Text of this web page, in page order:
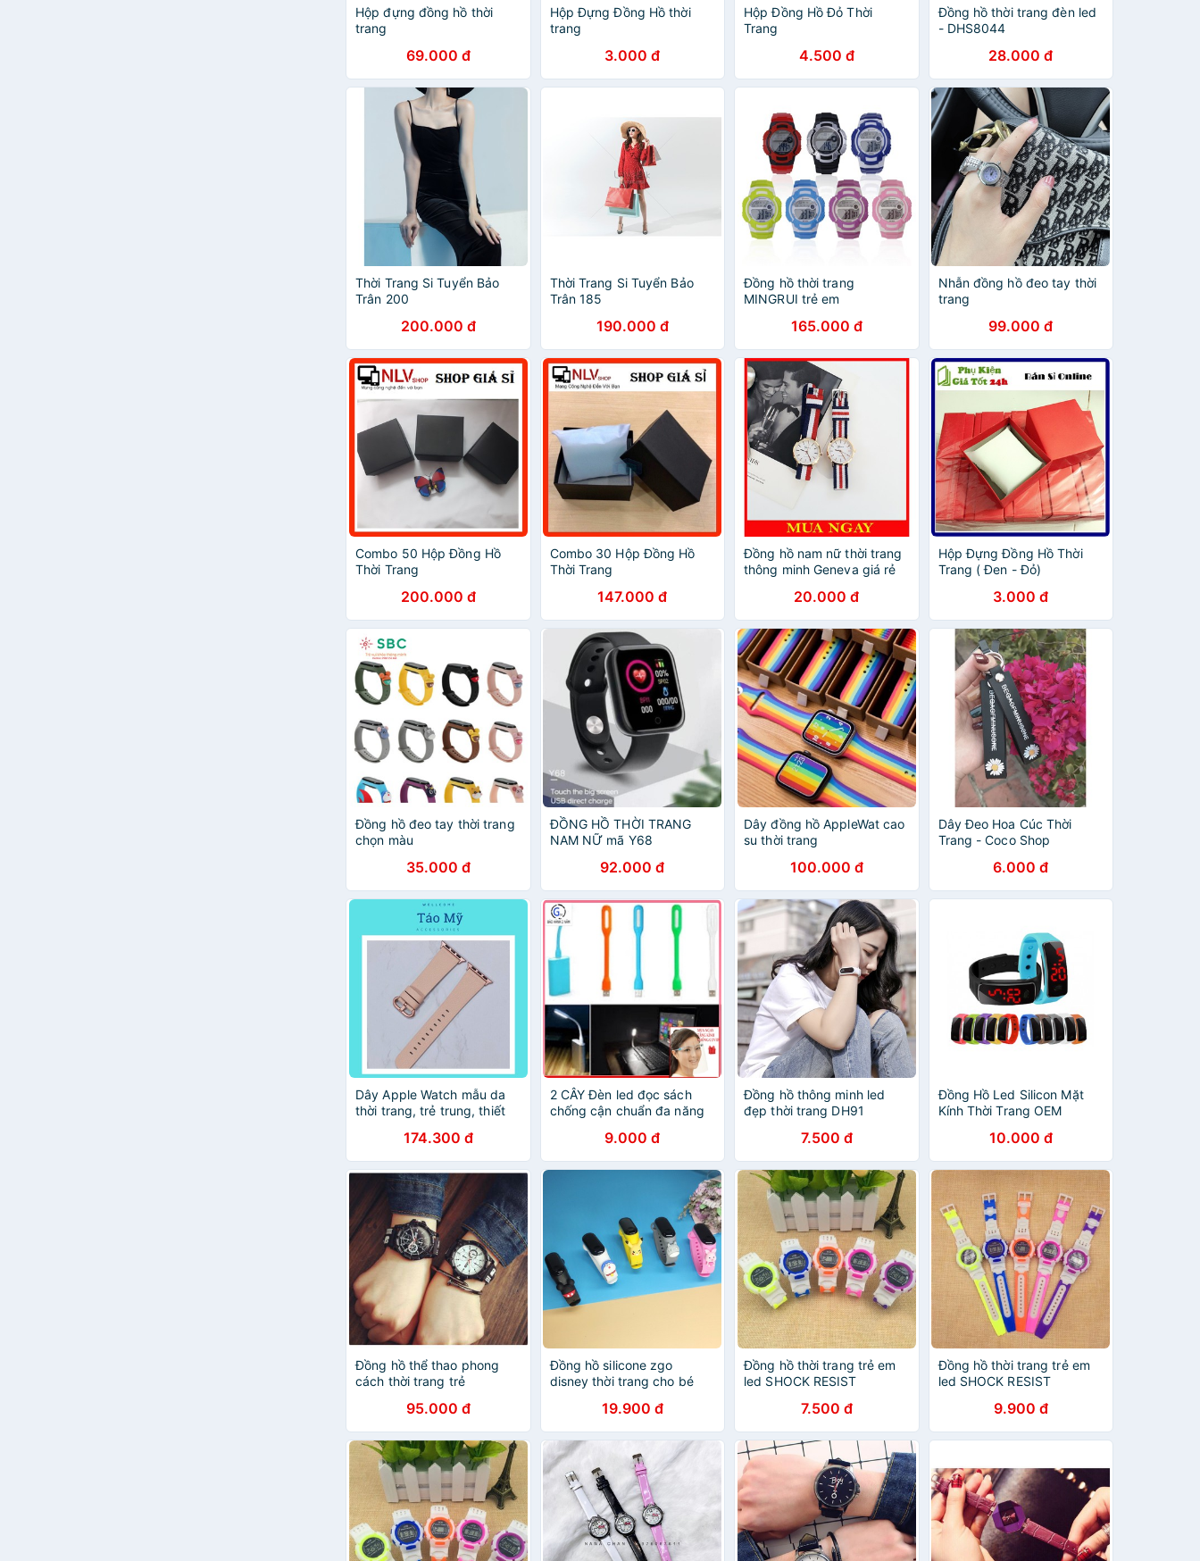
Hộp đựng đồng hồ thời
trang
69.000 đ
Hộp Đựng Đồng Hồ thời
trang
3.000 đ
Hộp Đồng Hồ Đỏ Thời
Trang
4.500 đ
Đồng hồ thời trang đèn led
- DHS8044
28.000 đ
Thời Trang Si Tuyển Bảo
Trân 200
200.000 đ
Thời Trang Si Tuyển Bảo
Trân 185
190.000 đ
Đồng hồ thời trang
MINGRUI trẻ em
165.000 đ
Nhẫn đồng hồ đeo tay thời
trang
99.000 đ
Combo 50 Hộp Đồng Hồ
Thời Trang
200.000 đ
Combo 30 Hộp Đồng Hồ
Thời Trang
147.000 đ
Đồng hồ nam nữ thời trang
thông minh Geneva giá rẻ
20.000 đ
Hộp Đựng Đồng Hồ Thời
Trang ( Đen - Đỏ)
3.000 đ
Đồng hồ đeo tay thời trang
chọn màu
35.000 đ
ĐỒNG HỒ THỜI TRANG
NAM NỮ mã Y68
92.000 đ
Dây đồng hồ AppleWat cao
su thời trang
100.000 đ
Dây Đeo Hoa Cúc Thời
Trang - Coco Shop
6.000 đ
Dây Apple Watch mẫu da
thời trang, trẻ trung, thiết
174.300 đ
2 CÂY Đèn led đọc sách
chống cận chuẩn đa năng
cổng usb H639.000 đ
Đồng hồ thông minh led
đẹp thời trang DH91
7.500 đ
Đồng Hồ Led Silicon Mặt
Kính Thời Trang OEM
10.000 đ
Đồng hồ thể thao phong
cách thời trang trẻ
95.000 đ
Đồng hồ silicone zgo
disney thời trang cho bé
19.900 đ
Đồng hồ thời trang trẻ em
led SHOCK RESIST
7.500 đ
Đồng hồ thời trang trẻ em
led SHOCK RESIST
9.900 đ